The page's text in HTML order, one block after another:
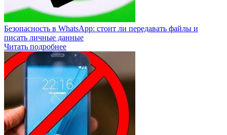
Безопасность в WhatsApp: стоит ли передавать файлы и
писать личные данные
Читать подробнее